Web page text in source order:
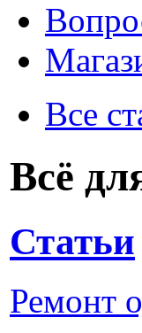
Все
Всё
Статьи
Ремонт